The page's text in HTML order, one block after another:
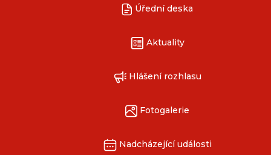
Úřední deska
Aktuality
Hlášení rozhlasu
Fotogalerie
Nadcházející události